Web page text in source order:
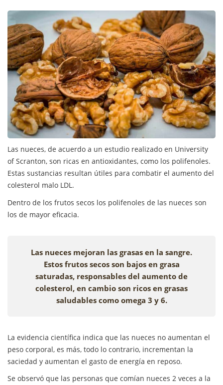
Las nueces, de acuerdo a un estudio realizado en University
of Scranton, son ricas en antioxidantes, como los polifenoles.
Estas sustancias resultan útiles para combatir el aumento del
colesterol malo LDL.
Dentro de los frutos secos los polifenoles de las nueces son
los de mayor eficacia.
Las nueces mejoran las grasas en la sangre.
Estos frutos secos son bajos en grasa
saturadas, responsables del aumento de
colesterol, en cambio son ricos en grasas
saludables como omega 3 y 6.
La evidencia científica indica que las nueces no aumentan el
peso corporal, es más, todo lo contrario, incrementan la
saciedad y aumentan el gasto de energía en reposo.
Se observó que las personas que comían nueces 2 veces a la